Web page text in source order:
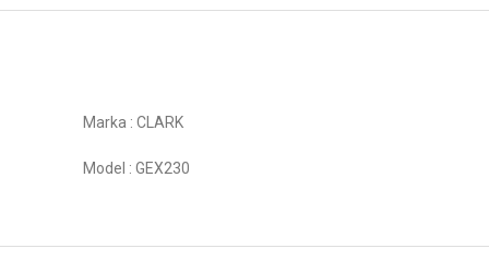
Marka : CLARK
Model : GEX230